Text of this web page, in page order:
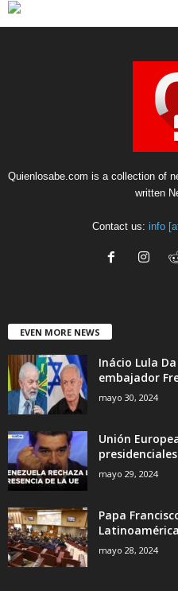
Quienlosabe.com is a collection of
written
Contact us: info
EVEN MORE NEWS
Inácio Lula
embajador
mayo 30, 2024
Unión
mayo 29, 2024
Papa
mayo 28, 2024